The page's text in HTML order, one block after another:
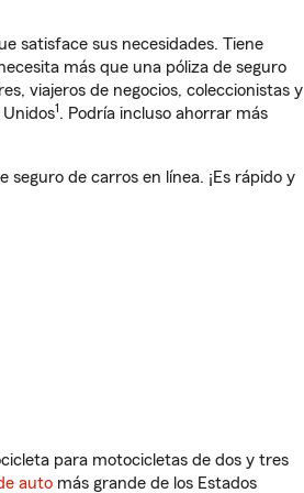
satisface sus necesidades. Tiene
más que una póliza de seguro
viajeros de negocios, coleccionistas y
1. Podría incluso ahorrar más
de carros en línea. ¡Es rápido y
para motocicletas de dos y tres
auto más grande de los Estados